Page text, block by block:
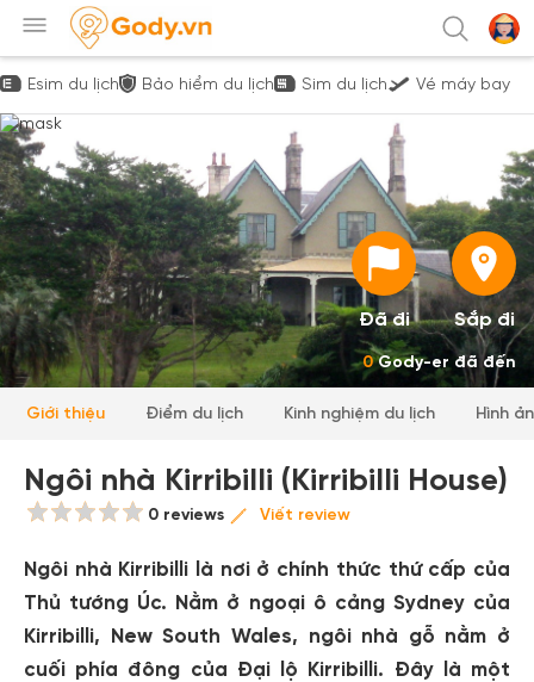
Esim du lịch Bảo hiểm du lịch Sim du lịch Vé máy bay
Đã đi Sắp đi
0Gody-er đã đến
Giới thiệu Điểm du lịch Kinh nghiệm du lịch Hình
Ngôi nhà Kirribilli (Kirribilli House)
0 reviews Viết review
Ngôi nhà Kirribilli là nơi ở chính thức thứ cấp của
Thủ tướng Úc. Nằm ở ngoại ô cảng Sydney của
Kirribilli, New South Wales, ngôi nhà gỗ nằm ở
cuối phía đông của Đại lộ Kirribilli. Đây là một